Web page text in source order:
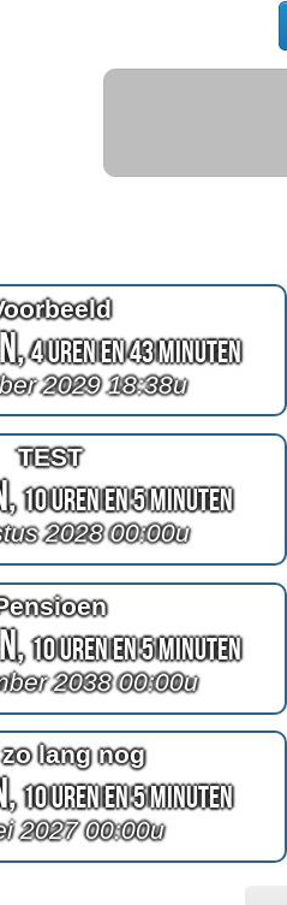
4 Uren en 43 Minuten
2029 18:38u
TEST
10 Uren en 5 Minuten
2028 00:00u
10 Uren en 5 Minuten
2038 00:00u
lang nog
10 Uren en 5 Minuten
2027 00:00u